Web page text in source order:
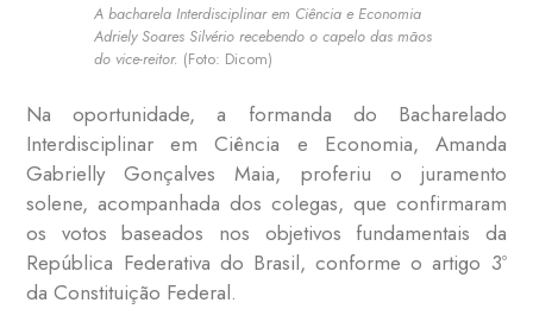
A bacharela Interdisciplinar em Ciência e Economia
Adriely Soares Silvério recebendo o capelo das mãos
do vice-reitor. (Foto: Dicom)
Na oportunidade, a formanda do Bacharelado
Interdisciplinar em Ciência e Economia, Amanda
Gabrielly Gonçalves Maia, proferiu o juramento
solene, acompanhada dos colegas, que confirmaram
os votos baseados nos objetivos fundamentais da
República Federativa do Brasil, conforme o artigo 3º
da Constituição Federal.